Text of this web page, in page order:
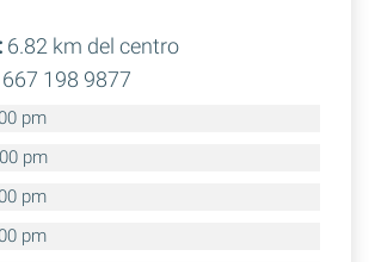
6.82 km del centro
198 9877
pm
pm
pm
pm